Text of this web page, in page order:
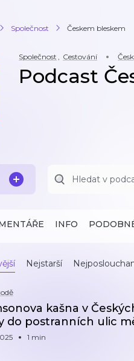
Společnost Českem bleskem
Společnost , Cestování
Podcast
INFO
Nejstarší
kašna v
do postranních ulic
1 min